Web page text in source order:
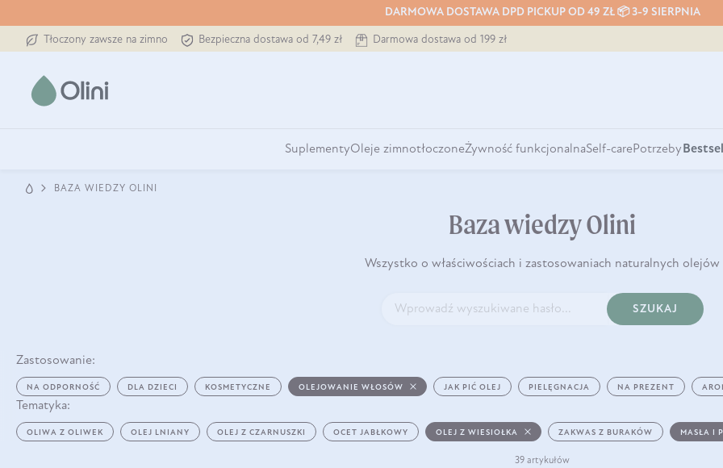
DARMOWA DOSTAWA DPD PICKUP OD 49 ZŁ 📦 3-9 SIERPNIA
Tłoczony zawsze na zimno Bezpieczna dostawa od 7,49 zł Darmowa dostawa od 199 zł
SuplementyOleje zimnotłoczoneŻywność funkcjonalnaSelf-carePotrzeby
BAZA WIEDZY OLINI
Baza wiedzy Olini
Wszystko o właściwościach i zastosowaniach naturalnych olejów
SZUKAJ
Zastosowanie:
NA ODPORNOŚĆ DLA DZIECI KOSMETYCZNE OLEJOWANIE WŁOSÓW JAK PIĆ OLEJ PIELĘGNACJA NA PREZENT
Tematyka:
OLIWA Z OLIWEK OLEJ LNIANY OLEJ Z CZARNUSZKI OCET JABŁKOWY OLEJ Z WIESIOŁKA ZAKWAS Z BURAKÓW MASŁA I
39 artykułów